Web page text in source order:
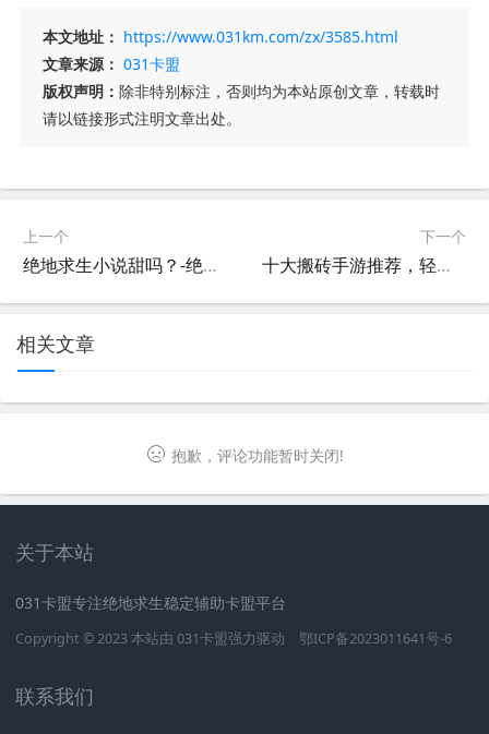
本文地址： https://www.031km.com/zx/3585.html
文章来源： 031卡盟
版权声明： 除非特别标注，否则均为本站原创文章，转载时
请以链接形式注明文章出处。
上一个
绝地求生小说甜吗？-绝地求生小说是否适合喜欢甜文的读者
下一个
十大搬砖手游推荐，轻松赚钱不费力-2024年最值得玩的十大搬砖类手机游戏
相关文章
抱歉，评论功能暂时关闭!
关于本站
031卡盟专注绝地求生稳定辅助卡盟平台
Copyright © 2023 本站由 031卡盟强力驱动 鄂ICP备2023011641号-6
联系我们